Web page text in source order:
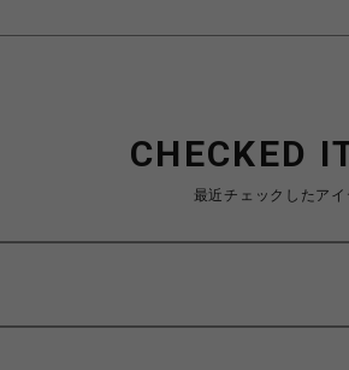
CHECKED
最近チェックしたアイ